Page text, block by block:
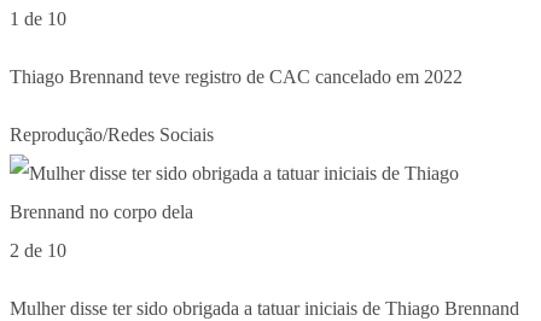
1 de 10
Thiago Brennand teve registro de CAC cancelado em 2022
Reprodução/Redes Sociais
2 de 10
Mulher disse ter sido obrigada a tatuar iniciais de Thiago Brennand